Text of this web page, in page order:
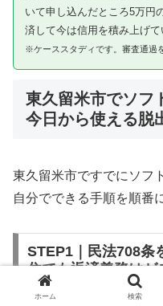
いて申し込んだところ5万円
済して今は信用を積み上げて
※ケーススタディです。審査通過
東久留米市でソフ
今日から使える脱
東久留米市ですでにソフ
自分でできる手順を順番
STEP1｜民法708条
住でも返済義務はゼ
ホーム 検索